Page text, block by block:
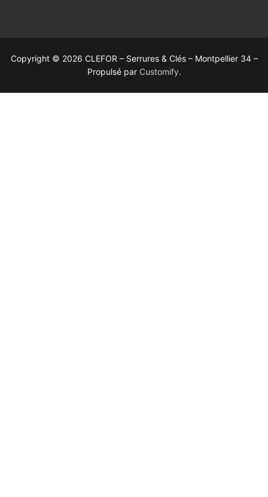
Copyright © 2026 CLEFOR – Serrures & Clés – Montpellier 34 –
Propulsé par Customify.